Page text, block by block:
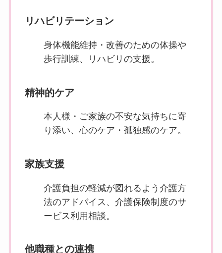
リハビリテーション
身体機能維持・改善のための体操や
歩行訓練、リハビリの支援。
精神的ケア
本人様・ご家族の不安な気持ちに寄
り添い、心のケア・孤独感のケア。
家族支援
介護負担の軽減が図れるよう介護方
法のアドバイス、介護保険制度のサ
ービス利用相談。
他職種との連携